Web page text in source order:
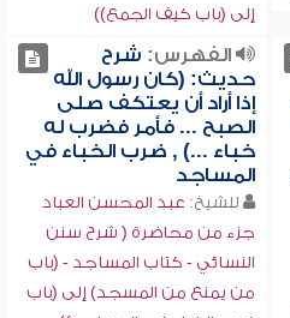
إلى (باب كيف الجمع))
الفهرس: شرح
حديث: (كان رسول الله
إذا أراد أن يعتكف صلى
الصبح ... فأمر فضرب له
خباء ...) , ضرب الخباء في
المساجد
للشيخ: عبد المحسن العباد
جزء من محاضرة ( شرح سنن
النسائي - كتاب المساجد - (باب
من يمنع من المسجد) إلى (باب